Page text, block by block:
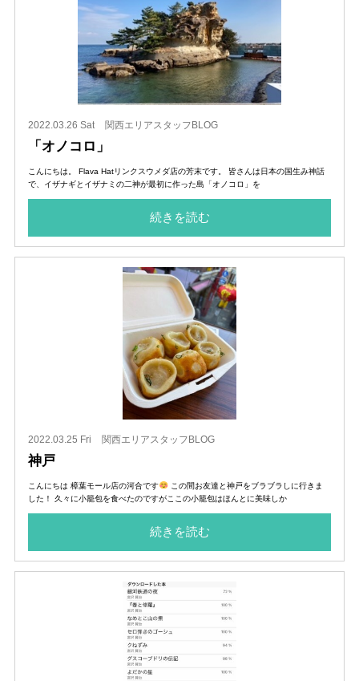
2022.03.26 Sat 関西エリアスタッフBLOG
「オノコロ」
こんにちは。 Flava Hatリンクスウメダ店の芳末です。 皆さんは日本の国生み神話
で、イザナギとイザナミの二神が最初に作った島「オノコロ」を
続きを読む
2022.03.25 Fri 関西エリアスタッフBLOG
神戸
こんにちは 樟葉モール店の河合です
この間お友達と神戸をブラブラしに行きま
した！ 久々に小籠包を食べたのですがここの小籠包はほんとに美味しか
続きを読む